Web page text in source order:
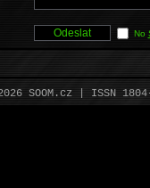
No
SOOM.cz | ISSN